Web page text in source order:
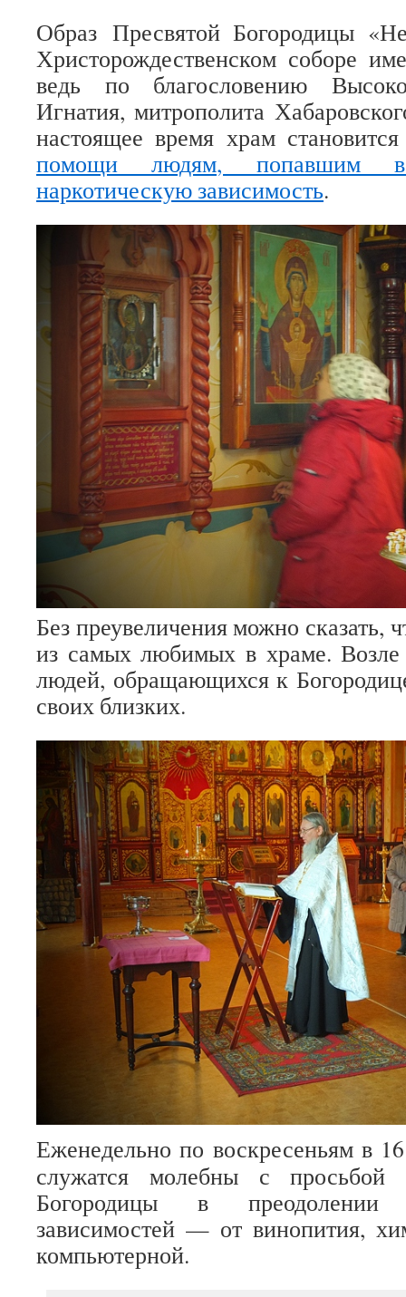
Образ Пресвятой Богородицы
Христорождественском соборе
ведь по благословению
Игнатия, митрополита
настоящее время храм
помощи людям, попавшим
наркотическую зависимость.
Без преувеличения можно сказать,
из самых любимых в храме. Возле
людей, обращающихся к
своих близких.
Еженедельно по воскресеньям в
служатся молебны с просьбой
Богородицы в преодолении
зависимостей — от винопития,
компьютерной.